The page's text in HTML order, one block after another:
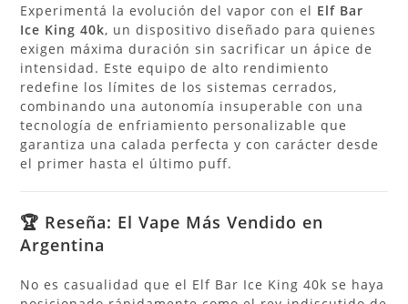
Experimentá la evolución del vapor con el Elf Bar
Ice King 40k, un dispositivo diseñado para quienes
exigen máxima duración sin sacrificar un ápice de
intensidad. Este equipo de alto rendimiento
redefine los límites de los sistemas cerrados,
combinando una autonomía insuperable con una
tecnología de enfriamiento personalizable que
garantiza una calada perfecta y con carácter desde
el primer hasta el último puff.
🏆 Reseña: El Vape Más Vendido en
Argentina
No es casualidad que el Elf Bar Ice King 40k se haya